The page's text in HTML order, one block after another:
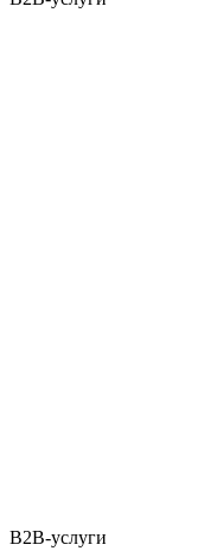
B2B-услуги